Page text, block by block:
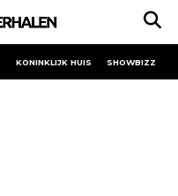
KONINKLIJK HUIS SHOWBIZZ